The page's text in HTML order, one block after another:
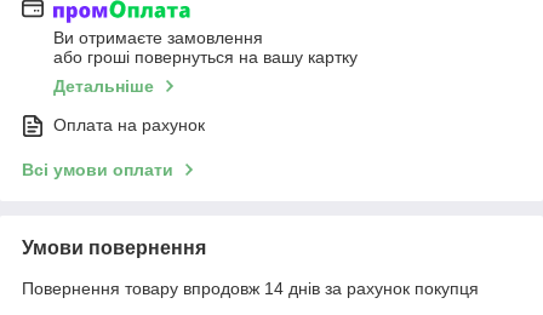
Ви отримаєте замовлення
або гроші повернуться на вашу картку
Детальніше
Оплата на рахунок
Всі умови оплати
Умови повернення
Повернення товару впродовж 14 днів за рахунок покупця